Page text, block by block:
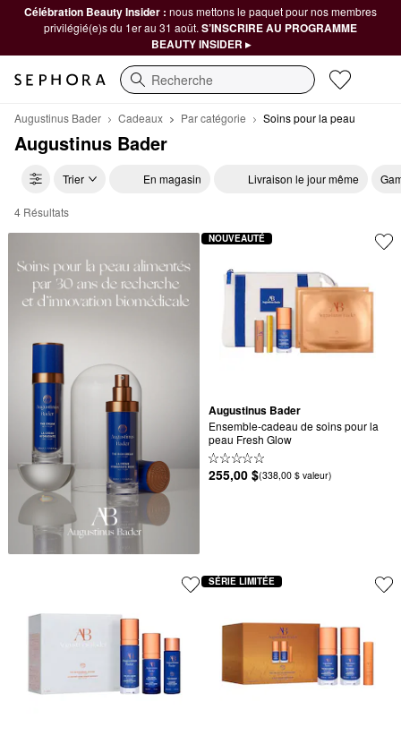
Célébration Beauty Insider : nous mettons le paquet pour nos membres
privilégié(e)s du 1er au 31 août. S’INSCRIRE AU PROGRAMME
BEAUTY INSIDER ▸
Recherche
Augustinus Bader Cadeaux Par catégorie Soins pour la peau
Augustinus Bader
Trier En magasin Livraison le jour même
Augustinus Bader Soins pour la peau
4 Résultats
Augustinus Bader
Ensemble-cadeau de soins pour la
peau Fresh Glow
255,00 $(338,00 $ valeur)
NOUVEAUTÉ
SÉRIE LIMITÉE